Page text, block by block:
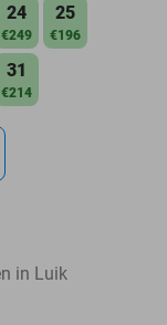
24
€249
25
€196
31
€214
in Luik